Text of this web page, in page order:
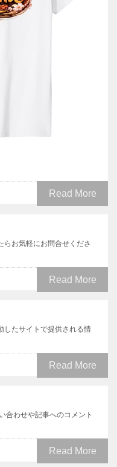
Read More
らお気軽にお問合せくださ
Read More
したサイトで提供される情
Read More
合わせや記事へのコメント
Read More